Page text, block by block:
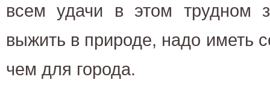
всем удачи в этом трудном
выжить в природе, надо иметь
чем для города.